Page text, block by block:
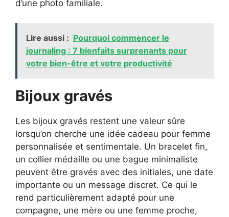
d’une photo familiale.
Lire aussi : Pourquoi commencer le
journaling : 7 bienfaits surprenants pour
votre bien-être et votre productivité
Bijoux gravés
Les bijoux gravés restent une valeur sûre
lorsqu’on cherche une idée cadeau pour femme
personnalisée et sentimentale. Un bracelet fin,
un collier médaille ou une bague minimaliste
peuvent être gravés avec des initiales, une date
importante ou un message discret. Ce qui le
rend particulièrement adapté pour une
compagne, une mère ou une femme proche,